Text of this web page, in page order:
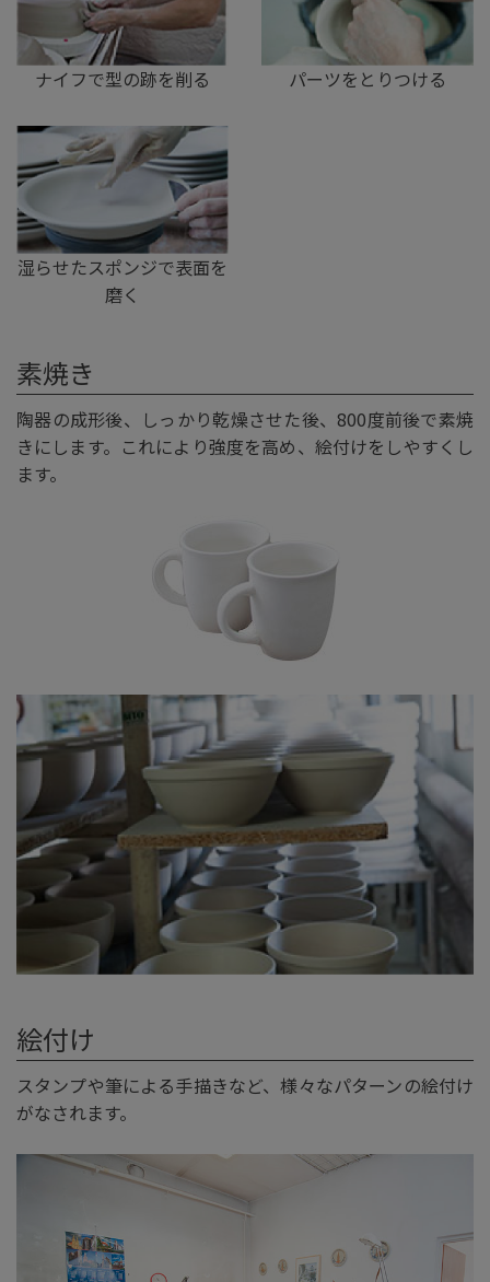
ナイフで型の跡を削る パーツをとりつける
湿らせたスポンジで表面を
磨く
素焼き
陶器の成形後、しっかり乾燥させた後、800度前後で素焼
きにします。これにより強度を高め、絵付けをしやすくし
ます。
絵付け
スタンプや筆による手描きなど、様々なパターンの絵付け
がなされます。